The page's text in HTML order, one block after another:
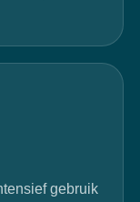
gebruik